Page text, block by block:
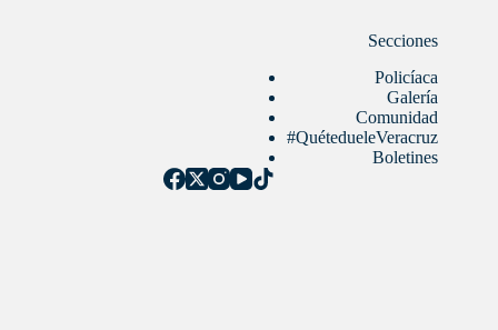
Secciones
Policíaca
Galería
Comunidad
#QuétedueleVeracruz
Boletines